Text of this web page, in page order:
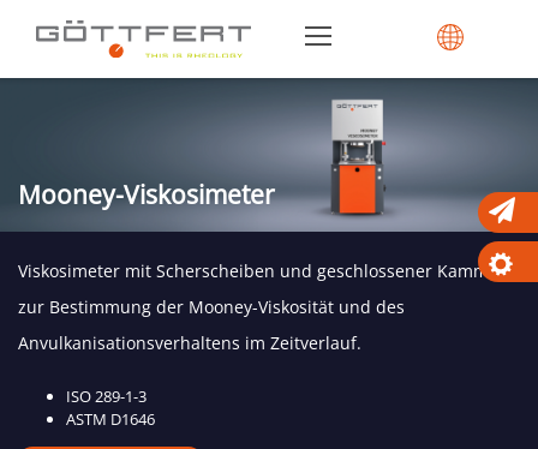
Mooney-Viskosimeter
Viskosimeter mit Scherscheiben und geschlossener Kammer
zur Bestimmung der Mooney-Viskosität und des
Anvulkanisationsverhaltens im Zeitverlauf.
ISO 289-1-3
ASTM D1646